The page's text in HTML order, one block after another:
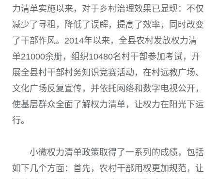
力清单实施以来，对于乡村治理效果已显现：不仅
减少了寻租，降低了误解，提高了效率，同时改变
了干部作风。2014年以来，全县农村发放权力清
单21000余册，组织10480名村干部参加考试，开
展全县村干部村务知识竞赛活动，在村远教广场、
文化广场反复宣传，并依托网络和数字电视公开，
使基层群众全面了解权力清单，让权力在阳光下运
行。
小微权力清单政策取得了一系列的成绩，包括
如下几个方面：首先，农村干部用权更加规范，让